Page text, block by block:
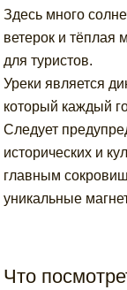
Здесь много
ветерок и тёплая
для туристов.
Уреки является
который каждый
Следует
исторических и
главным
уникальные
Что